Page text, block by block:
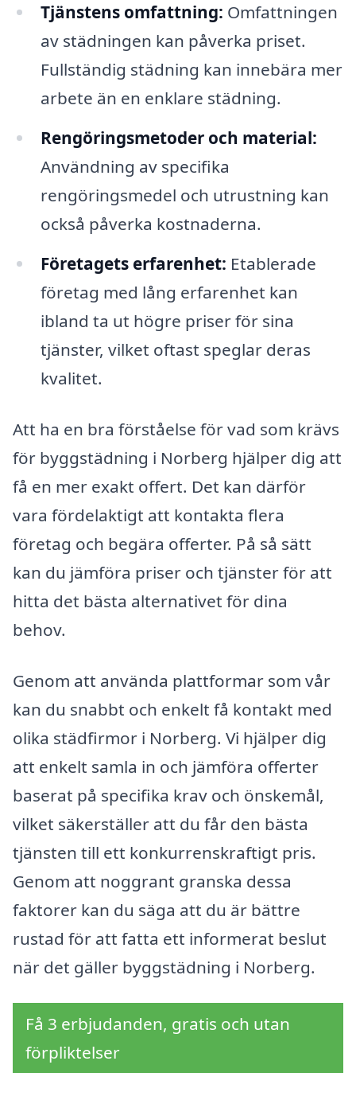
Tjänstens omfattning: Omfattningen
av städningen kan påverka priset.
Fullständig städning kan innebära mer
arbete än en enklare städning.
Rengöringsmetoder och material:
Användning av specifika
rengöringsmedel och utrustning kan
också påverka kostnaderna.
Företagets erfarenhet: Etablerade
företag med lång erfarenhet kan
ibland ta ut högre priser för sina
tjänster, vilket oftast speglar deras
kvalitet.
Att ha en bra förståelse för vad som krävs
för byggstädning i Norberg hjälper dig att
få en mer exakt offert. Det kan därför
vara fördelaktigt att kontakta flera
företag och begära offerter. På så sätt
kan du jämföra priser och tjänster för att
hitta det bästa alternativet för dina
behov.
Genom att använda plattformar som vår
kan du snabbt och enkelt få kontakt med
olika städfirmor i Norberg. Vi hjälper dig
att enkelt samla in och jämföra offerter
baserat på specifika krav och önskemål,
vilket säkerställer att du får den bästa
tjänsten till ett konkurrenskraftigt pris.
Genom att noggrant granska dessa
faktorer kan du säga att du är bättre
rustad för att fatta ett informerat beslut
när det gäller byggstädning i Norberg.
Få 3 erbjudanden, gratis och utan
förpliktelser